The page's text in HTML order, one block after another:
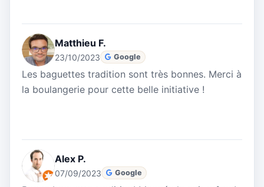
Matthieu F.
23/10/2023 Google
Les baguettes tradition sont très bonnes. Merci à
la boulangerie pour cette belle initiative !
Alex P.
07/09/2023 Google